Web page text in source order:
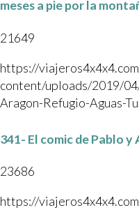
meses a pie por la
21649
https://
content/uploads/2019/
Aragon-Refugio-Aguas-
341- El comic de Pablo y
23686
https://